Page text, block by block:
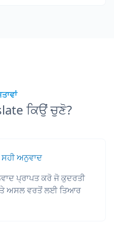
ਕਿਉਂ ਚੁਣੋ?
ਅਨੁਵਾਦ
ਪ੍ਰਾਪਤ ਕਰੋ ਜੋ ਕੁਦਰਤੀ
ਅਸਲ ਵਰਤੋਂ ਲਈ ਤਿਆਰ